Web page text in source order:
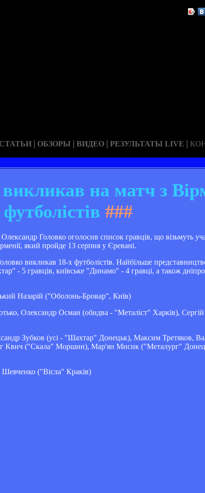
СТАТЬИ | ОБЗОРЫ | ВИДЕО | РЕЗУЛЬТАТЫ LIVE |
на матч з
футболістів ###
Головко оголосив список гравців, що візьмуть
який пройде 13 серпня у Єревані.
викликав 18-х футболістів. Найбільше
- 5 гравців, київське "Динамо" - 4 гравці, а також
Назарій ("Оболонь-Бровар", Київ)
Олександр Осман (обидва - "Металіст" Харків),
Зубков (усі - "Шахтар" Донецьк), Максим Третяков,
Квич ("Скала" Моршин), Мар'ян Мисик ("Металург"
("Вісла" Краків)